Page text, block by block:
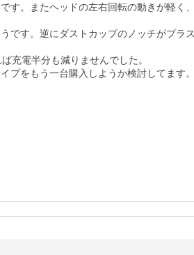
す。またヘッドの左右回転の動きが軽く
です。逆にダストカップのノッチがプラ
充電半分も減りませんでした。
プをもう一台購入しようか検討してます。